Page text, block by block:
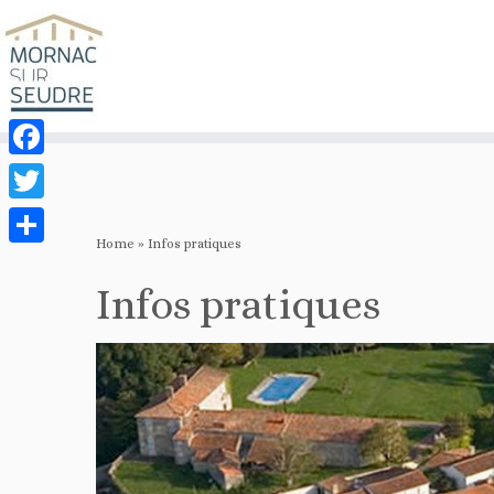
Notice : Function _load_textdomain_just_in_time was called
should be loaded at the
Home » Infos pratiques
Infos pratiques
Facebook
Twitter